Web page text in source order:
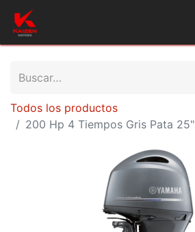
Todos los productos
200 Hp 4 Tiempos Gris Pata 25"